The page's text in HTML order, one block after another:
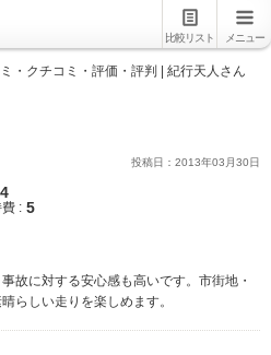
比較リスト メニュー
・クチコミ・評価・評判 | 紀行天人さん
投稿日： 2013年03 月30日
4
: 5
故に対する安心感も高いです。市街地・
らしい走りを楽しめます。